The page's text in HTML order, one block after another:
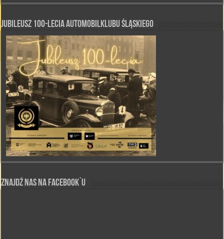
Jubileusz 100-lecia Automobilklubu Śląskiego
Znajdź nas na Facebook`u